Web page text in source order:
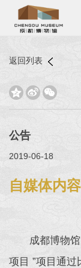
返回列表
  
公告
2019-06-18
自媒体内
成都博物
项目 ”项目通